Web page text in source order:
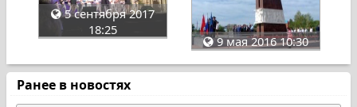
5 сентября 2017
18:25
9 мая 2016 10:30
Ранее в новостях